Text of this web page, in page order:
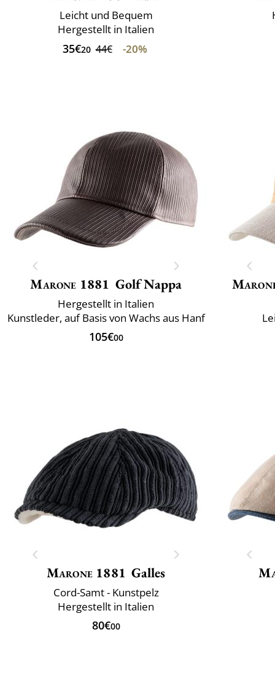
Leicht und Bequem
Hergestellt in Italien
35€20 44€ -20%
Marone 1881 Golf Nappa
Hergestellt in Italien
Kunstleder, auf Basis von Wachs aus Hanf
105€00
Marone 1881 Galles
Cord-Samt - Kunstpelz
Hergestellt in Italien
80€00